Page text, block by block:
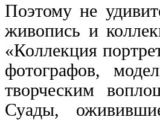
Поэтому не
живопись и
«Коллекция
фотографов,
творческим
Суады,